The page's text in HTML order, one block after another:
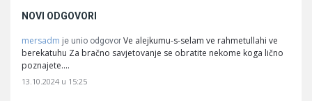
NOVI ODGOVORI
mersadm je unio odgovor Ve alejkumu-s-selam ve rahmetullahi ve
berekatuhu Za bračno savjetovanje se obratite nekome koga lično
poznajete.…
13.10.2024 u 15:25